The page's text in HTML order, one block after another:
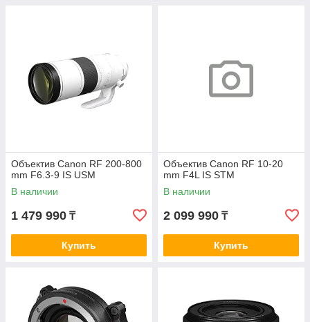
Объектив Canon RF 200-800
mm F6.3-9 IS USM
В наличии
1 479 990 ₸
Купить
Объектив Canon RF 10-20
mm F4L IS STM
В наличии
2 099 990 ₸
Купить